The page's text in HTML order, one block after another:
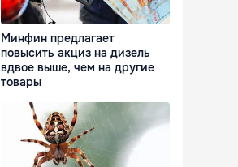
Минфин предлагает
повысить акциз на дизель
вдвое выше, чем на другие
товары